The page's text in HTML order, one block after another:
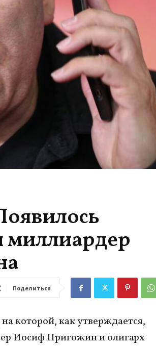
миллиардер
Поделиться
которой, как утверждается,
Иосиф Пригожин и олигарх